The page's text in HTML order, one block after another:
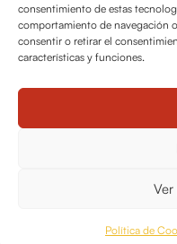
consentimiento de estas
comportamiento de navegación
consentir o retirar el
características y funciones.
Ver
Política de
Política de cookies
Política dedevoluciones y
© OPO180 2026